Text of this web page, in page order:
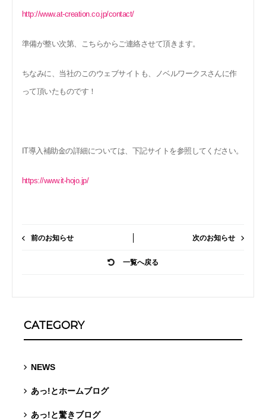
http://www.at-creation.co.jp/contact/
準備が整い次第、こちらからご連絡させて頂きます。
ちなみに、当社のこのウェブサイトも、ノベルワークスさんに作
って頂いたものです！
IT導入補助金の詳細については、下記サイトを参照してください。
https://www.it-hojo.jp/
前のお知らせ
一覧へ戻る
次のお知らせ
CATEGORY
NEWS
あっ!とホームブログ
あっ!と驚きブログ